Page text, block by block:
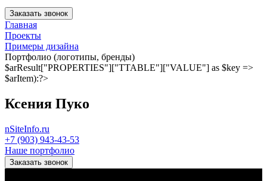
Заказать звонок
Главная
Проекты
Примеры дизайна
Портфолио (логотипы, бренды)
$arResult["PROPERTIES"]["TTABLE"]["VALUE"] as $key =>
$arItem):?>
Ксения Пуко
nSiteInfo.ru
+7 (903) 943-43-53
Наше портфолио
Заказать звонок